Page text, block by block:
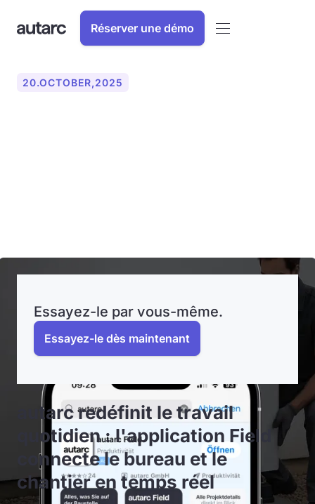
Réserver une démo
20.OCTOBER,2025
Essayez-le par vous-même.
Essayez-le dès maintenant
autarc redéfinit le travail
quotidien : l'application Field
connecte le bureau et le
chantier en temps réel